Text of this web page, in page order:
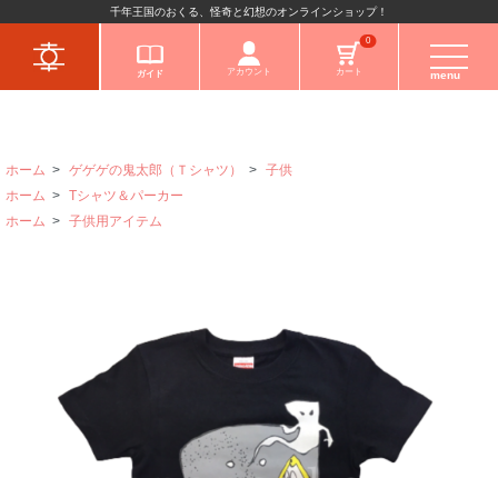
キャラクターか
千年王国のおくる、怪奇と幻想のオンラインショップ！
ガイド アカウント
0
カート menu
ホーム > ゲゲゲの鬼太郎（Ｔシャツ） > 子供
ホーム > Tシャツ＆パーカー
ホーム > 子供用アイテム